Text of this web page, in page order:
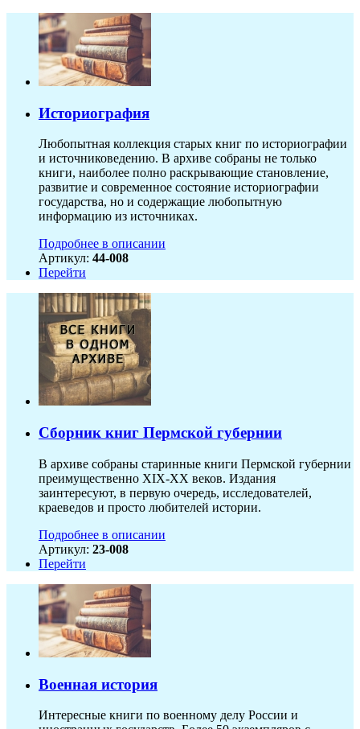
Историография
Любопытная коллекция старых книг по историографии
и источниковедению. В архиве собраны не только
книги, наиболее полно раскрывающие становление,
развитие и современное состояние историографии
государства, но и содержащие любопытную
информацию из источниках.
Подробнее в описании
Артикул: 44-008
Перейти
Сборник книг Пермской губернии
В архиве собраны старинные книги Пермской губернии
преимущественно XIX-ХХ веков. Издания
заинтересуют, в первую очередь, исследователей,
краеведов и просто любителей истории.
Подробнее в описании
Артикул: 23-008
Перейти
Военная история
Интересные книги по военному делу России и